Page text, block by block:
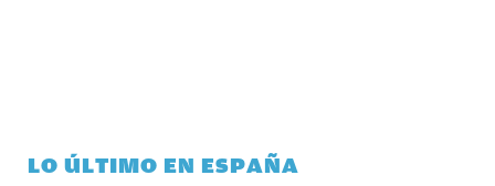
LO ÚLTIMO EN ESPAÑA